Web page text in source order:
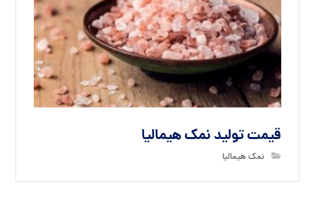
قیمت تولید نمک هیمالیا
نمک هیمالیا